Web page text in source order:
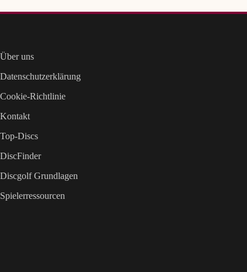
Über uns
Datenschutzerklärung
Cookie-Richtlinie
Kontakt
Top-Discs
DiscFinder
Discgolf Grundlagen
Spielerressourcen